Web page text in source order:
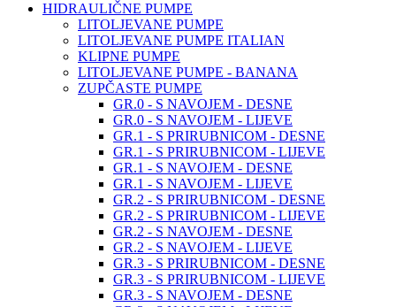
HIDRAULIČNE PUMPE
LITOLJEVANE PUMPE
LITOLJEVANE PUMPE ITALIAN
KLIPNE PUMPE
LITOLJEVANE PUMPE - BANANA
ZUPČASTE PUMPE
GR.0 - S NAVOJEM - DESNE
GR.0 - S NAVOJEM - LIJEVE
GR.1 - S PRIRUBNICOM - DESNE
GR.1 - S PRIRUBNICOM - LIJEVE
GR.1 - S NAVOJEM - DESNE
GR.1 - S NAVOJEM - LIJEVE
GR.2 - S PRIRUBNICOM - DESNE
GR.2 - S PRIRUBNICOM - LIJEVE
GR.2 - S NAVOJEM - DESNE
GR.2 - S NAVOJEM - LIJEVE
GR.3 - S PRIRUBNICOM - DESNE
GR.3 - S PRIRUBNICOM - LIJEVE
GR.3 - S NAVOJEM - DESNE